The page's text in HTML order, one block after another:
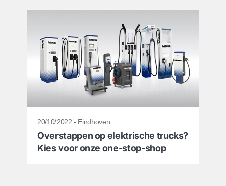
20/10/2022 - Eindhoven
Overstappen op elektrische trucks?
Kies voor onze one-stop-shop